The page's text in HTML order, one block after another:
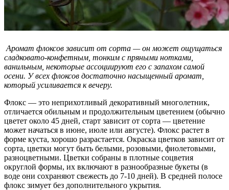
Аромат флоксов зависит от сорта — он может ощущаться
сладковато-конфетным, тонким с пряными нотками,
ванильным, некоторые ассоциируют его с запахом самой
осени. У всех флоксов достаточно насыщенный аромат,
который усиливается к вечеру.
Флокс — это неприхотливый декоративный многолетник,
отличается обильным и продолжительным цветением (обычно
цветет около 45 дней, старт зависит от сорта — цветение
может начаться в июне, июле или августе). Флокс растет в
форме куста, хорошо разрастается. Окраска цветков зависит от
сорта, цветки могут быть белыми, розовыми, фиолетовыми,
разноцветными. Цветки собраны в плотные соцветия
округлой формы, их включают в разнообразные букеты (в
воде они сохраняют свежесть до 7-10 дней). В средней полосе
флокс зимует без дополнительного укрытия.